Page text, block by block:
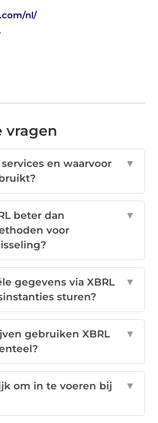
nl/
vragen
en waarvoor
▼
beter dan
voor
▼
gegevens via XBRL
sturen?
▼
gebruiken XBRL
▼
om in te voeren bij
▼